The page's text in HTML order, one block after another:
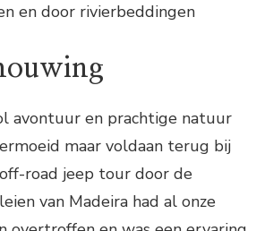
en door rivierbeddingen
avontuur en prachtige natuur
maar voldaan terug bij
road jeep tour door de
van Madeira had al onze